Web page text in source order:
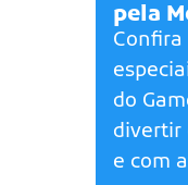
pela
do
divertir
e com